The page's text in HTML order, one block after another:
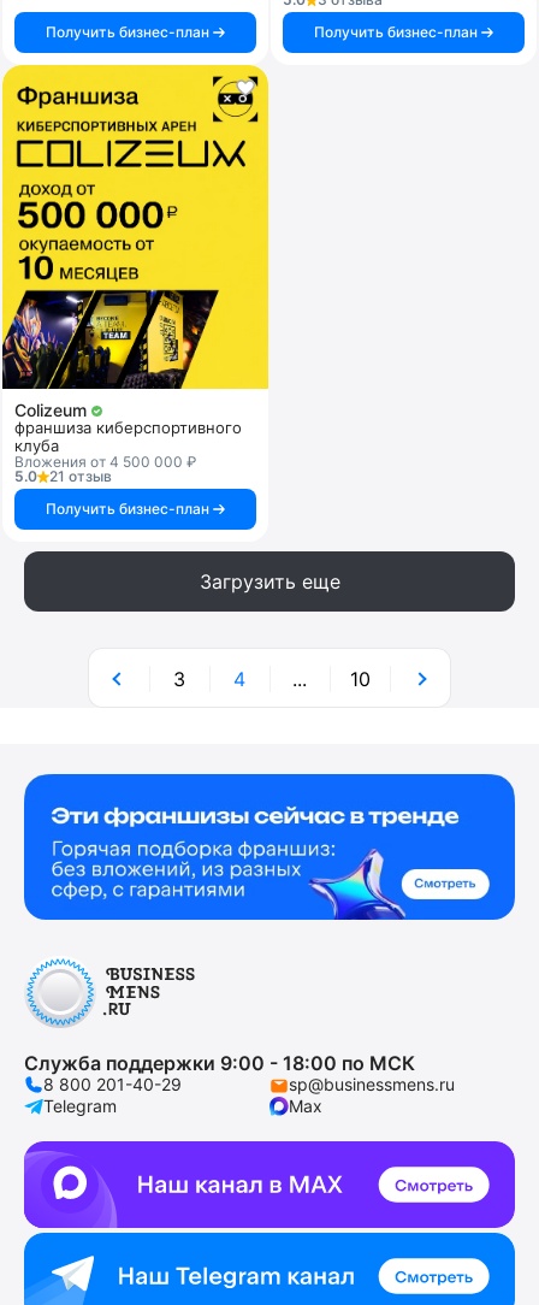
Получить бизнес-план
Получить бизнес-план
Colizeum
франшиза киберспортивного
клуба
Вложения от 4 500 000 ₽
5.0
21 отзыв
Получить бизнес-план
Загрузить еще
3 4 ... 10
Служба поддержки 9:00 - 18:00 по МСК
8 800 201-40-29
sp@businessmens.ru
Telegram
Max